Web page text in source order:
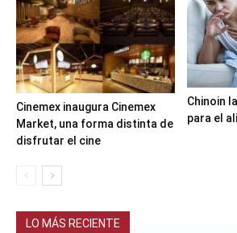
Cinemex inaugura Cinemex
Market, una forma distinta de
disfrutar el cine
Chinoin
para el
LO MÁS RECIENTE